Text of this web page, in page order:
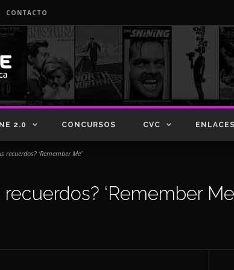
CONTACTO
2.0 CONCURSOS CVC
recuerdos? ‘Remember Me’
‘Remember